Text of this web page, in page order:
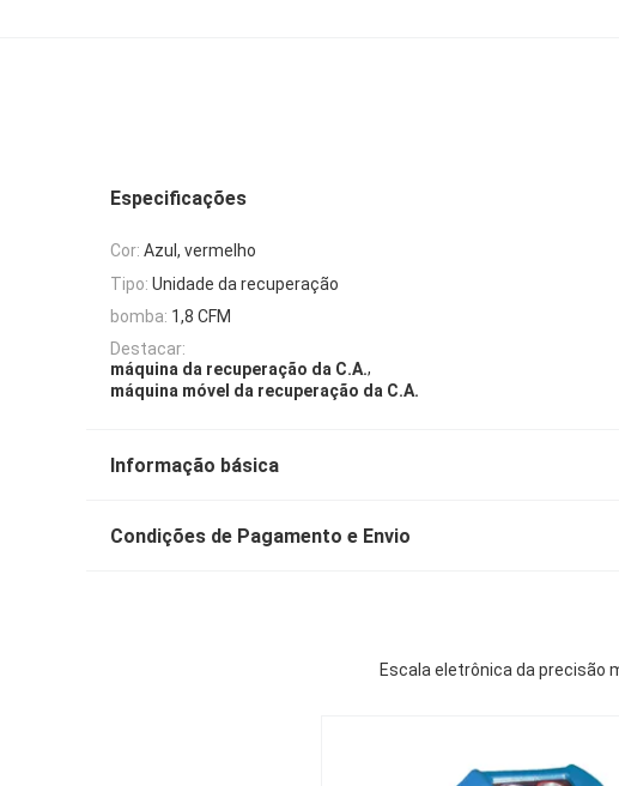
Especificações
Cor: Azul, vermelho
Tipo: Unidade da recuperação
bomba: 1,8 CFM
Destacar:
máquina da recuperação da C.A.,
máquina móvel da recuperação da C.A.
Informação básica
Condições de Pagamento e Envio
Escala eletrônica da precisão